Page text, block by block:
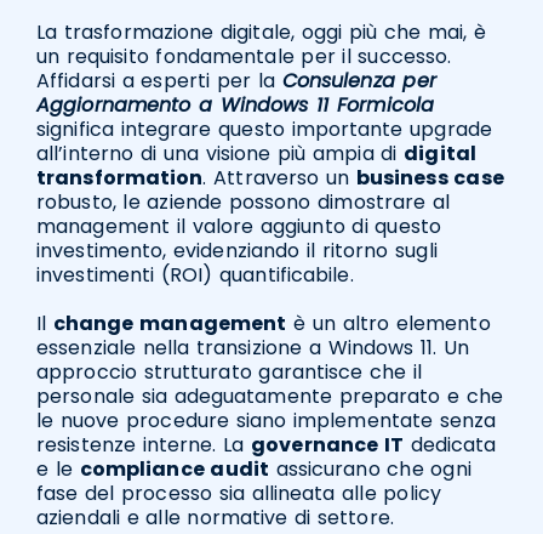
La trasformazione digitale, oggi più che mai, è
un requisito fondamentale per il successo.
Affidarsi a esperti per la Consulenza per
Aggiornamento a Windows 11 Formicola
significa integrare questo importante upgrade
all’interno di una visione più ampia di digital
transformation. Attraverso un business case
robusto, le aziende possono dimostrare al
management il valore aggiunto di questo
investimento, evidenziando il ritorno sugli
investimenti (ROI) quantificabile.
Il change management è un altro elemento
essenziale nella transizione a Windows 11. Un
approccio strutturato garantisce che il
personale sia adeguatamente preparato e che
le nuove procedure siano implementate senza
resistenze interne. La governance IT dedicata
e le compliance audit assicurano che ogni
fase del processo sia allineata alle policy
aziendali e alle normative di settore.